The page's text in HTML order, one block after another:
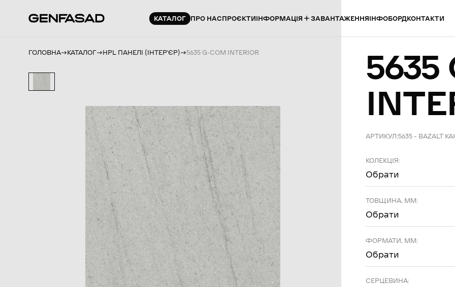
КАТАЛОГ ПРО НАСПРОЄКТИІНФОРМАЦІЯ ЗАВАНТАЖЕННЯІНФОБОРДКОНТАКТИ
ГОЛОВНА КАТАЛОГ HPL ПАНЕЛІ (ІНТЕРʼЄР) 5635 G-COM INTERIOR 5635
АРТИКУЛ:5635 – BAZALT
КОЛЕКЦІЯ:
Обрати
ТОВЩИНА, ММ:
Обрати
ФОРМАТИ, ММ:
Обрати
СЕРЦЕВИНА: